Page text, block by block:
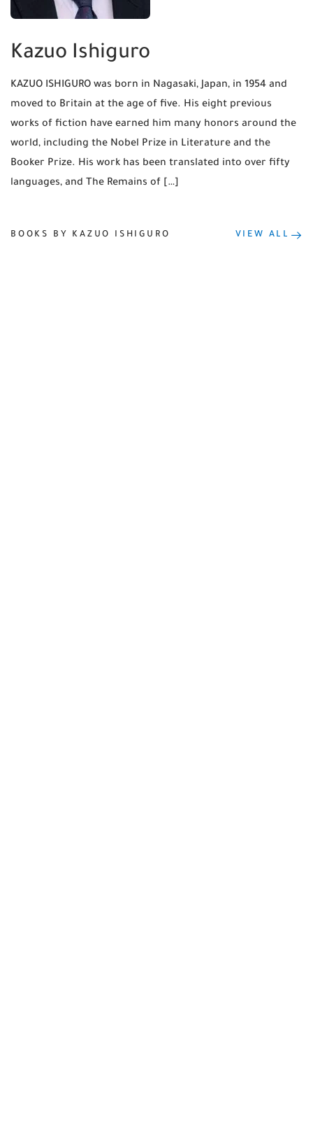
Kazuo Ishiguro
KAZUO ISHIGURO was born in Nagasaki, Japan, in 1954 and
moved to Britain at the age of five. His eight previous
works of fiction have earned him many honors around the
world, including the Nobel Prize in Literature and the
Booker Prize. His work has been translated into over fifty
languages, and The Remains of […]
BOOKS BY KAZUO ISHIGURO VIEW ALL